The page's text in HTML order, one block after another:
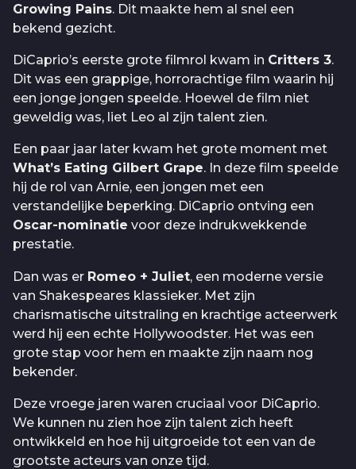
Growing Pains. Dit maakte hem al snel een
bekend gezicht.
DiCaprio’s eerste grote filmrol kwam in Critters 3.
Dit was een grappige, horrorachtige film waarin hij
een jonge jongen speelde. Hoewel de film niet
geweldig was, liet Leo al zijn talent zien.
Een paar jaar later kwam het grote moment met
What’s Eating Gilbert Grape. In deze film speelde
hij de rol van Arnie, een jongen met een
verstandelijke beperking. DiCaprio ontving een
Oscar-nominatie voor deze indrukwekkende
prestatie.
Dan was er Romeo + Juliet, een moderne versie
van Shakespeares klassieker. Met zijn
charismatische uitstraling en krachtige acteerwerk
werd hij een echte Hollywoodster. Het was een
grote stap voor hem en maakte zijn naam nog
bekender.
Deze vroege jaren waren cruciaal voor DiCaprio.
We kunnen nu zien hoe zijn talent zich heeft
ontwikkeld en hoe hij uitgroeide tot een van de
grootste acteurs van onze tijd.